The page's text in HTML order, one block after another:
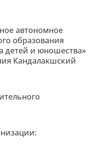
автономное
образования
детей и юношества»
Кандалакшский